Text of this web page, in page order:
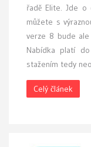
řadě Elite. Jde
můžete s
verze 8 bude ale
Nabídka platí
stažením tedy
Celý článek